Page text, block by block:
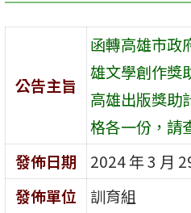
公告主旨
函轉高雄市政
雄文學創作獎
高雄出版獎助
格各一份，請
發佈日期
2024 年 3 月
發佈單位
訓育組